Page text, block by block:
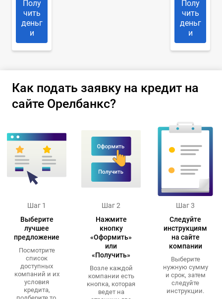
Полу
чить
деньг
и
Полу
чить
деньг
и
Как подать заявку на кредит на
сайте Орелбанкс?
Шаг 1
Выберите
лучшее
предложение
Посмотрите
список
доступных
компаний и их
условия
кредита,
Шаг 2
Нажмите
кнопку
«Оформить»
или
«Получить»
Возле каждой
компании есть
кнопка, которая
ведет на
Шаг 3
Следуйте
инструкциям
на сайте
компании
Выберите
нужную сумму
и срок, затем
следуйте
инструкции.